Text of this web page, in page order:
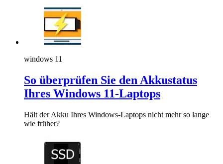
windows 11
So überprüfen Sie den Akkustatus
Ihres Windows 11-Laptops
Hält der Akku Ihres Windows-Laptops nicht mehr so lange
wie früher?